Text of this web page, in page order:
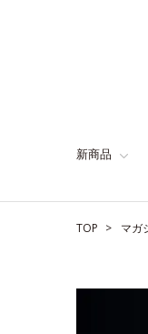
新商品
TOP マガ